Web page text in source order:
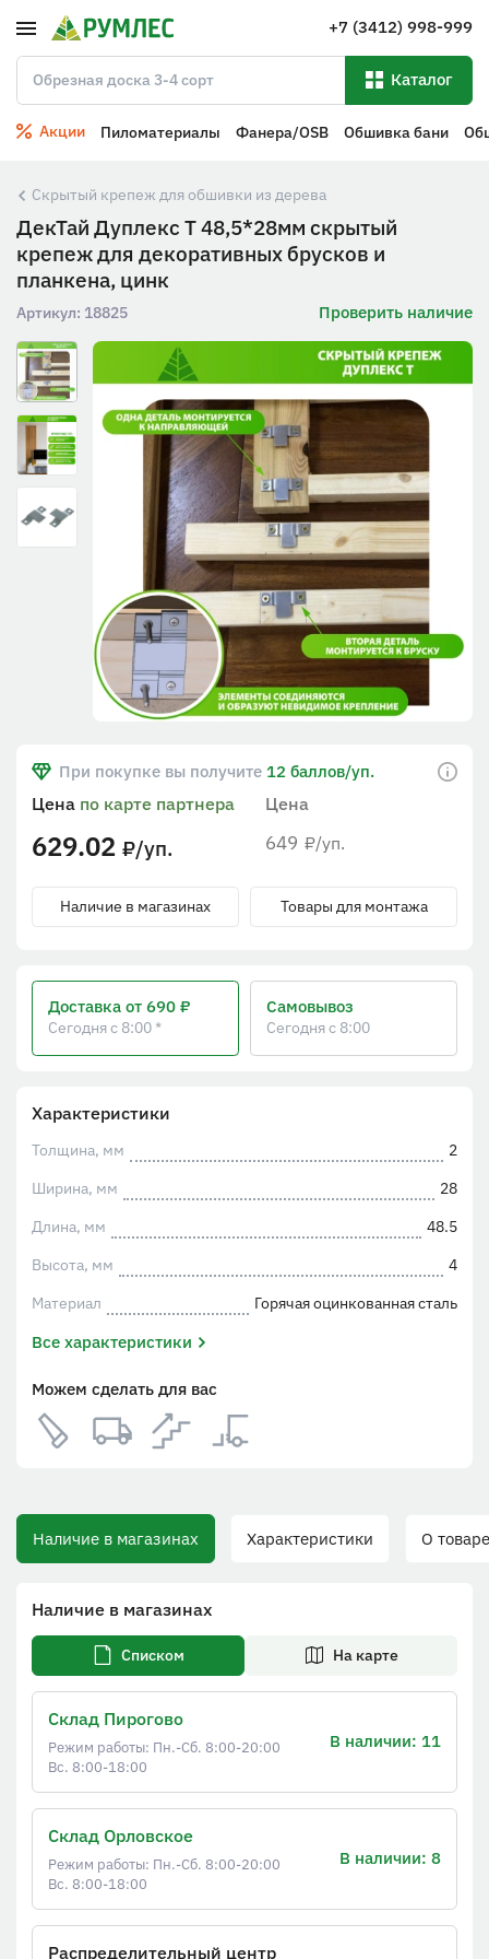
+7 (3412) 998-999
Каталог
Акции Пиломатериалы Фанера/OSB Обшивка бани
Скрытый крепеж для обшивки из дерева
ДекТай Дуплекс Т 48,5*28мм скрытый
крепеж для декоративных брусков и
планкена, цинк
Артикул: 18825 Проверить наличие
Характеристики
Толщина, мм
2
Ширина, мм
28
Длина, мм
48.5
Высота, мм
4
Материал
Горячая оцинкованная сталь
Все характеристики
Можем сделать для вас
При покупке вы получите 12 баллов/уп.
Цена
649 ₽/уп.
Цена по карте партнера
629.02 ₽/уп.
Наличие в магазинах Товары для монтажа
Доставка от 690 ₽
Сегодня с 8:00 *
Самовывоз
Сегодня с 8:00
Наличие в магазинах Характеристики О товаре
Наличие в магазинах
Списком На карте
Склад Пирогово
Режим работы: Пн.-Сб. 8:00-20:00
Вс. 8:00-18:00
В наличии: 11
Склад Орловское
Режим работы: Пн.-Сб. 8:00-20:00
Вс. 8:00-18:00
В наличии: 8
Распределительный центр